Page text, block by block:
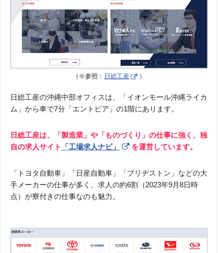
（※参照： 日総工産 ）
日総工産の沖縄中部オフィスは、「イオンモール沖縄ライカ
ム」から車で7分「エントピア」の1階にあります。
日総工産は、「製造業」や「ものづくり」の仕事に強く、独
自の求人サイト
「工場求人ナビ」 を運営しています。
「トヨタ自動車」「日産自動車」「ブリヂストン」などの大
手メーカーの仕事が多く、求人の約6割（2023年9月8日時
点）が寮付きの仕事なのも魅力。